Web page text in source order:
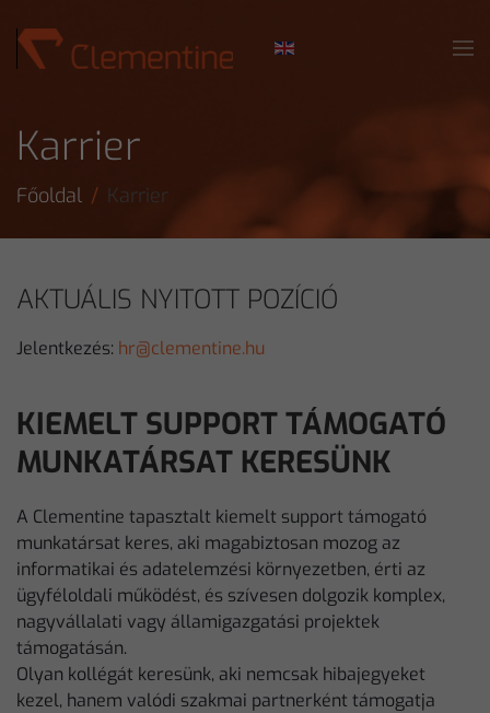
Skip to main content
Karrier
Főoldal Karrier
AKTUÁLIS NYITOTT POZÍCIÓ
Jelentkezés: hr@clementine.hu
KIEMELT SUPPORT TÁMOGATÓ
MUNKATÁRSAT KERESÜNK
A Clementine tapasztalt kiemelt support támogató
munkatársat keres, aki magabiztosan mozog az
informatikai és adatelemzési környezetben, érti az
ügyféloldali működést, és szívesen dolgozik komplex,
nagyvállalati vagy államigazgatási projektek
támogatásán.
Olyan kollégát keresünk, aki nemcsak hibajegyeket
kezel, hanem valódi szakmai partnerként támogatja